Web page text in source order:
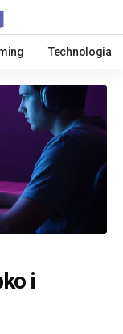
Technologia
i